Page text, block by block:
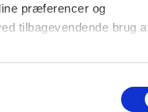
præferencer og
tilbagevendende brug
cookies er der
trafik, omsætning,